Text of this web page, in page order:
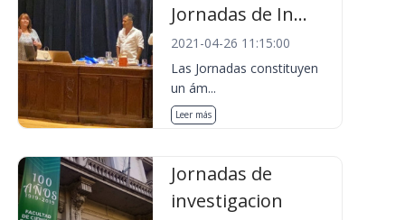
Jornadas de In...
2021-04-26 11:15:00
Las Jornadas constituyen
un ám...
Leer más
Jornadas de
investigacion